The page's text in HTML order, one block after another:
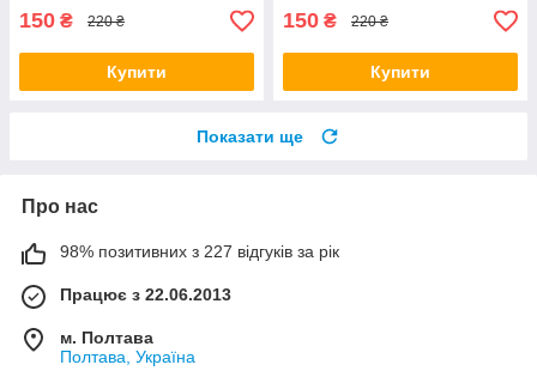
150 ₴ 220 ₴
Купити
150 ₴ 220 ₴
Купити
Показати ще
Про нас
98% позитивних з 227 відгуків за рік
Працює з 22.06.2013
м. Полтава
Полтава, Україна